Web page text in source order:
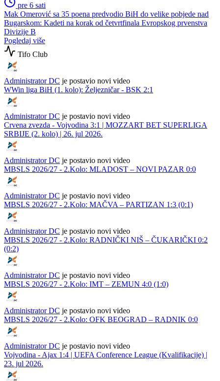
pre 6 sati
Mak Omerović sa 35 poena predvodio BiH do velike pobjede nad
Bugarskom: Kadeti na korak od četvrtfinala Evropskog prvenstva
Divizije B
Pogledaj više
Tifo Club
Administrator DC je postavio novi video
WWin liga BiH (1. kolo): Željezničar - BSK 2:1
Administrator DC je postavio novi video
Crvena zvezda - Vojvodina 3:1 | MOZZART BET SUPERLIGA
SRBIJE (2. kolo) | 26. jul 2026.
Administrator DC je postavio novi video
MBSLS 2026/27 - 2.Kolo: MLADOST – NOVI PAZAR 0:0
Administrator DC je postavio novi video
MBSLS 2026/27 - 2.Kolo: MAČVA – PARTIZAN 1:3 (0:1)
Administrator DC je postavio novi video
MBSLS 2026/27 - 2.Kolo: RADNIČKI NIŠ – ČUKARIČKI 0:2
(0:2)
Administrator DC je postavio novi video
MBSLS 2026/27 - 2.Kolo: IMT – ZEMUN 4:0 (1:0)
Administrator DC je postavio novi video
MBSLS 2026/27 - 2.Kolo: OFK BEOGRAD – RADNIK 0:0
Administrator DC je postavio novi video
Vojvodina - Ajax 1:4 | UEFA Conference League (Kvalifikacije) |
23. jul 2026.